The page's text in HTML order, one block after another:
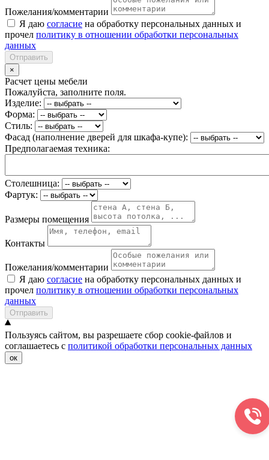
Пожелания/комментарии
Я даю согласие на обработку персональных данных и
прочел политику в отношении обработки персональных
данных
Отправить
×
Расчет цены мебели
Пожалуйста, заполните поля.
Изделие:
Форма:
Стиль:
Фасад (наполнение дверей для шкафа-купе):
Предполагаемая техника:
Столешница:
Фартук:
Размеры помещения
Контакты
Пожелания/комментарии
Я даю согласие на обработку персональных данных и
прочел политику в отношении обработки персональных
данных
Отправить
Пользуясь сайтом, вы разрешаете сбор cookie-файлов и
соглашаетесь с политикой обработки персональных данных
ок